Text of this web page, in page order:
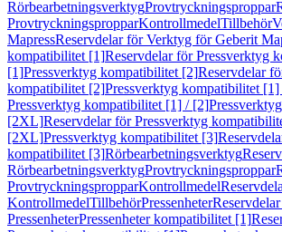
RörbearbetningsverktygProvtryckningsproppar
ProvtryckningspropparKontrollmedelTillbehör
MapressReservdelar för Verktyg för Geberit
kompatibilitet [1]Reservdelar för Pressverktyg
[1]Pressverktyg kompatibilitet [2]Reservdelar
kompatibilitet [2]Pressverktyg kompatibilitet
Pressverktyg kompatibilitet [1] / [2]
[2XL]Reservdelar för Pressverktyg
[2XL]Pressverktyg kompatibilitet [3]
kompatibilitet [3]Rörbearbetningsverktyg
RörbearbetningsverktygProvtryckningsproppar
ProvtryckningspropparKontrollmedel
KontrollmedelTillbehörPressenheter
PressenheterPressenheter kompatibilitet [1]